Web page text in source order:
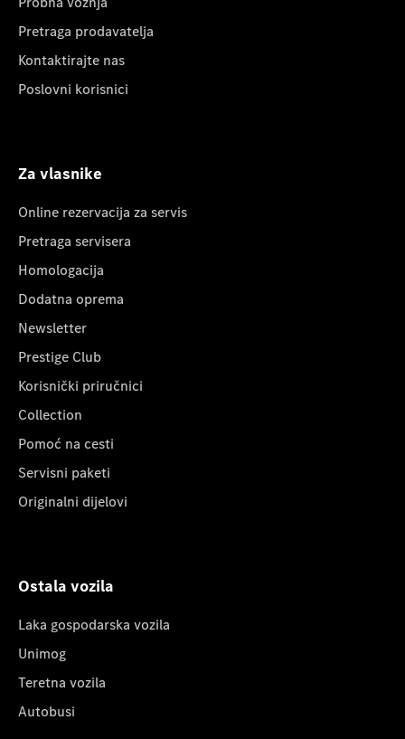
Pretraga prodavatelja
Kontaktirajte nas
Poslovni korisnici
Za vlasnike
Online rezervacija za servis
Pretraga servisera
Homologacija
Dodatna oprema
Newsletter
Prestige Club
Korisnički priručnici
Collection
Pomoć na cesti
Servisni paketi
Originalni dijelovi
Ostala vozila
Laka gospodarska vozila
Unimog
Teretna vozila
Autobusi